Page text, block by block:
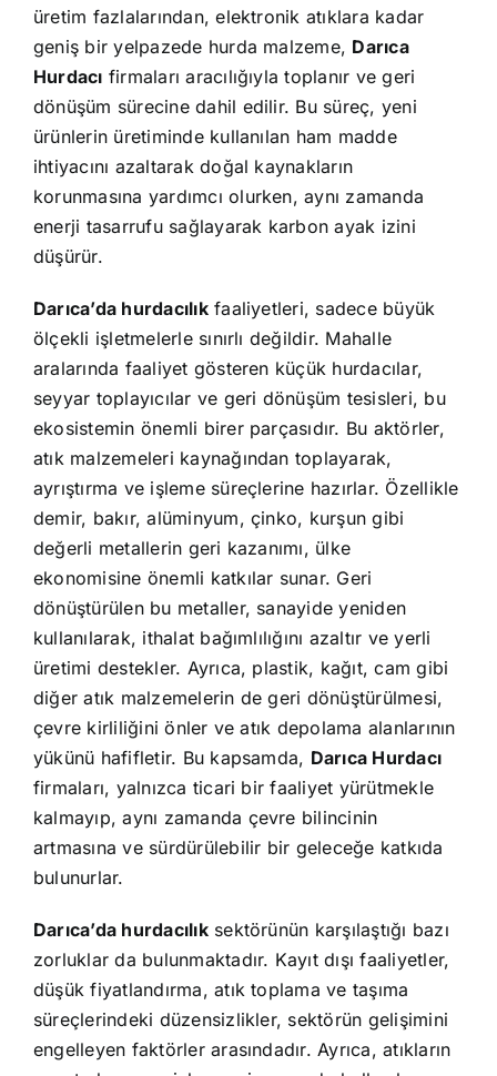
üretim fazlalarından, elektronik atıklara kadar
geniş bir yelpazede hurda malzeme, Darıca
Hurdacı firmaları aracılığıyla toplanır ve geri
dönüşüm sürecine dahil edilir. Bu süreç, yeni
ürünlerin üretiminde kullanılan ham madde
ihtiyacını azaltarak doğal kaynakların
korunmasına yardımcı olurken, aynı zamanda
enerji tasarrufu sağlayarak karbon ayak izini
düşürür.
Darıca’da hurdacılıkfaaliyetleri, sadece büyük
ölçekli işletmelerle sınırlı değildir. Mahalle
aralarında faaliyet gösteren küçük hurdacılar,
seyyar toplayıcılar ve geri dönüşüm tesisleri, bu
ekosistemin önemli birer parçasıdır. Bu aktörler,
atık malzemeleri kaynağından toplayarak,
ayrıştırma ve işleme süreçlerine hazırlar. Özellikle
demir, bakır, alüminyum, çinko, kurşun gibi
değerli metallerin geri kazanımı, ülke
ekonomisine önemli katkılar sunar. Geri
dönüştürülen bu metaller, sanayide yeniden
kullanılarak, ithalat bağımlılığını azaltır ve yerli
üretimi destekler. Ayrıca, plastik, kağıt, cam gibi
diğer atık malzemelerin de geri dönüştürülmesi,
çevre kirliliğini önler ve atık depolama alanlarının
yükünü hafifletir. Bu kapsamda, Darıca Hurdacı
firmaları, yalnızca ticari bir faaliyet yürütmekle
kalmayıp, aynı zamanda çevre bilincinin
artmasına ve sürdürülebilir bir geleceğe katkıda
bulunurlar.
Darıca’da hurdacılıksektörünün karşılaştığı bazı
zorluklar da bulunmaktadır. Kayıt dışı faaliyetler,
düşük fiyatlandırma, atık toplama ve taşıma
süreçlerindeki düzensizlikler, sektörün gelişimini
engelleyen faktörler arasındadır. Ayrıca, atıkların